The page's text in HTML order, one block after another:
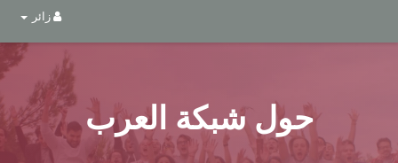
زائر
حول شبكة العرب